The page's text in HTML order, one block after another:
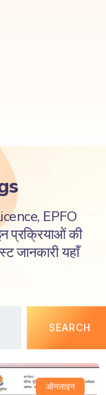
EPFO
प्रक्रियाओं की
जानकारी यहाँ
SEARCH
ऑनलाइन